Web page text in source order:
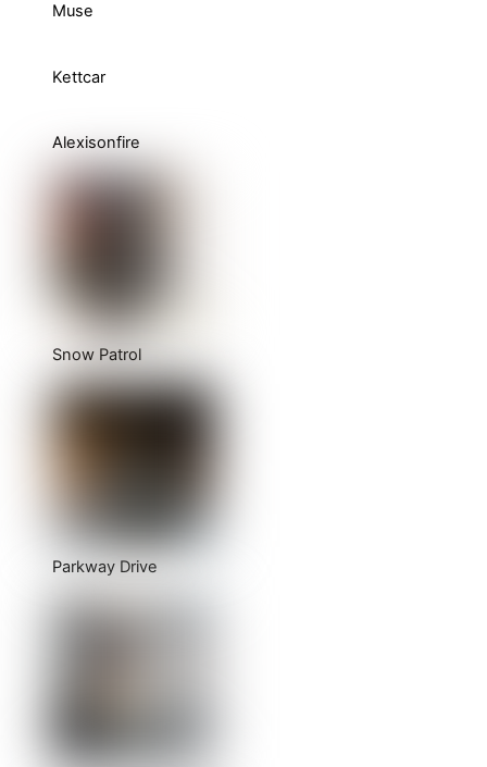
Muse
Kettcar
Alexisonfire
Snow Patrol
Parkway Drive